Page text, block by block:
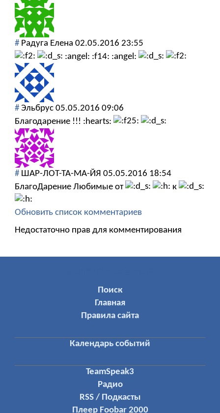
# Радуга Елена 02.05.2016 23:55
:angel: :f14: :angel:
# Эльбрус 05.05.2016 09:06
Благодарение !!! :hearts:
# ШАР-ЛОТ-ТА-МА-ЙЯ 05.05.2016 18:54
БлагоДарение Любимые от
к
Обновить список комментариев
Недостаточно прав для комментирования
Поиск
Главная
Правила сайта
Календарь событий
TeamSpeak3
Радио
RSS / Подкасты
Плеер Foobar 2000